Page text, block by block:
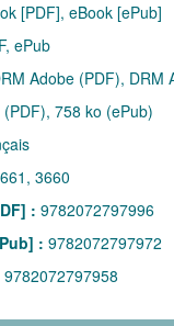
[PDF], eBook [ePub]
ePub
Adobe (PDF), DRM
758 ko (ePub)
3660
: 9782072797996
: 9782072797972
9782072797958